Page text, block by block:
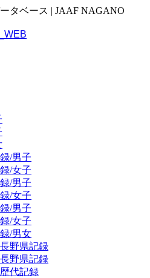
タベース | JAAF NAGANO
/男子
/女子
/男子
/女子
/男子
/女子
/男女
野県記録
野県記録
代記録